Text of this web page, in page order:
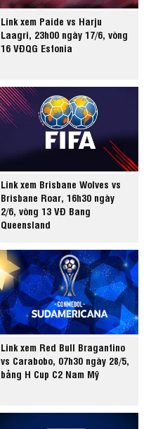
Link xem Paide vs Harju
Laagri, 23h00 ngày 17/6, vòng
16 VĐQG Estonia
Link xem Brisbane Wolves vs
Brisbane Roar, 16h30 ngày
2/6, vòng 13 VĐ Bang
Queensland
Link xem Red Bull Bragantino
vs Carabobo, 07h30 ngày 28/5,
bảng H Cup C2 Nam Mỹ